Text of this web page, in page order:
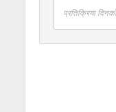
प्रतिक्रिया